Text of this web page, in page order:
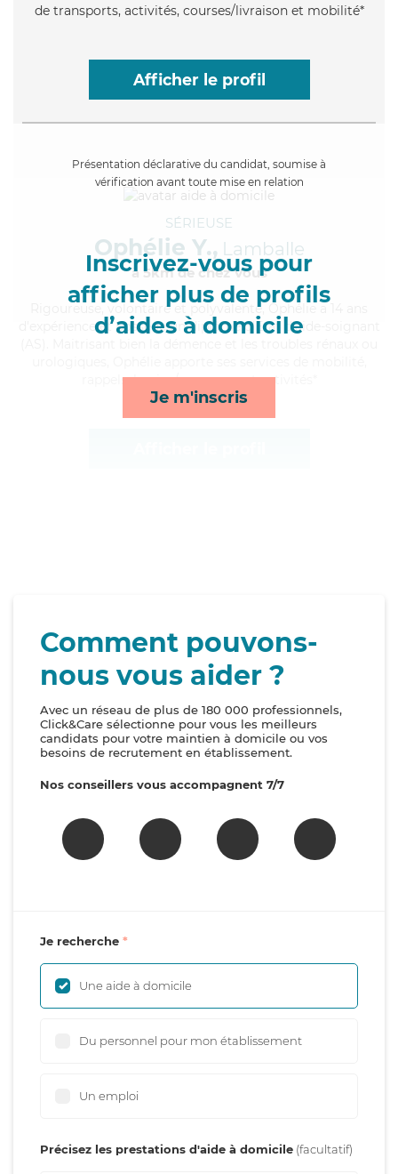
de transports, activités, courses/livraison et mobilité*
Afficher le profil
Présentation déclarative du candidat, soumise à
vérification avant toute mise en relation
Inscrivez-vous pour
afficher plus de profils
d’aides à domicile
Je m'inscris
SÉRIEUSE
Ophélie Y., Lamballe
à 5km de chez Vous
, volontaire et polyvalente, Ophélie a 14 ans
d'expérience et possède un diplôme d'Etat d'aide-soignant
rappels, lessive/repassage et activités*
Comment pouvons-
nous vous aider ?
Avec un réseau de plus de 180 000 professionnels,
Click&Care sélectionne pour vous les meilleurs
candidats pour votre maintien à domicile ou vos
besoins de recrutement en établissement.
Nos conseillers vous accompagnent 7/7
Je recherche
Une aide à domicile
Du personnel pour mon établissement
Un emploi
Précisez les prestations d'aide à domicile